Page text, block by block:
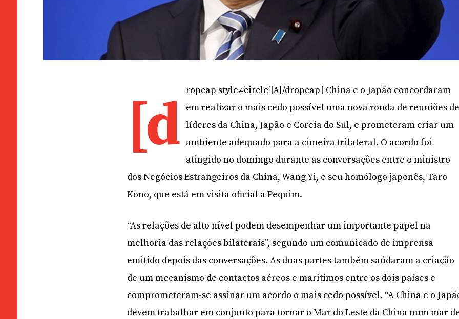
[d ropcap style≠’circle’]A[/dropcap] China e o Japão concordaram
em realizar o mais cedo possível uma nova ronda de reuniões
líderes da China, Japão e Coreia do Sul, e prometeram criar um
ambiente adequado para a cimeira trilateral. O acordo foi
atingido no domingo durante as conversações entre o ministro
dos Negócios Estrangeiros da China, Wang Yi, e seu homólogo japonês, Taro
Kono, que está em visita oficial a Pequim.
“As relações de alto nível podem desempenhar um importante papel na
melhoria das relações bilaterais”, segundo um comunicado de imprensa
emitido depois das conversações. As duas partes também saúdaram a criação
de um mecanismo de contactos aéreos e marítimos entre os dois países e
comprometeram-se assinar um acordo o mais cedo possível. “A China e o
devem trabalhar em conjunto para tornar o Mar do Leste da China num mar